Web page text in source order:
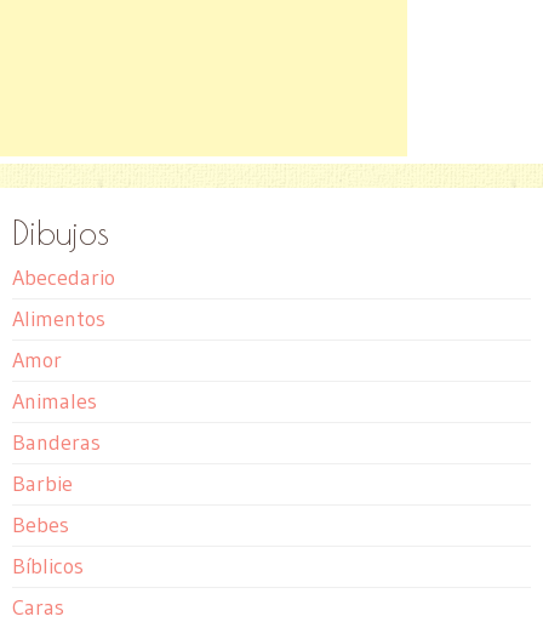
Dibujos
Abecedario
Alimentos
Amor
Animales
Banderas
Barbie
Bebes
Bíblicos
Caras